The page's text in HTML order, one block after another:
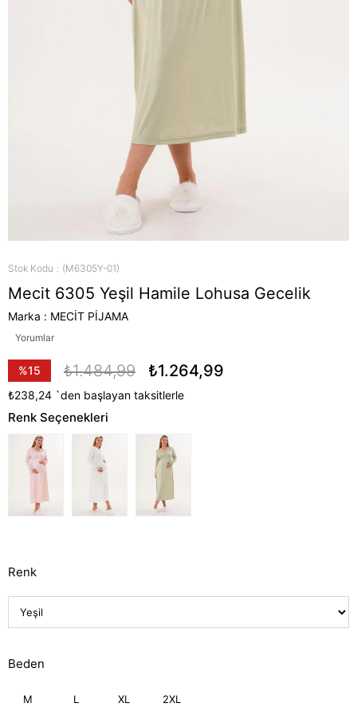
Stok Kodu (M6305Y-01)
Mecit 6305 Yeşil Hamile Lohusa Gecelik
Marka : MECİT PİJAMA
Yorumlar
%15
İndirim
₺1.484,99 ₺1.264,99
₺238,24 `den başlayan taksitlerle
Renk Seçenekleri
Renk
Beden
M L XL 2XL